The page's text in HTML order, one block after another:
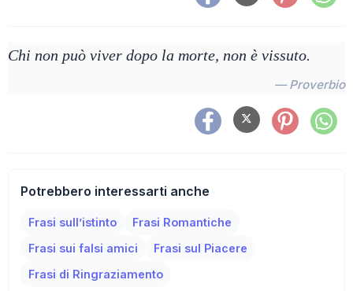
Chi non può viver dopo la morte, non è vissuto.
— Proverbio
Potrebbero interessarti anche
Frasi sull’istinto
Frasi Romantiche
Frasi sui falsi amici
Frasi sul Piacere
Frasi di Ringraziamento